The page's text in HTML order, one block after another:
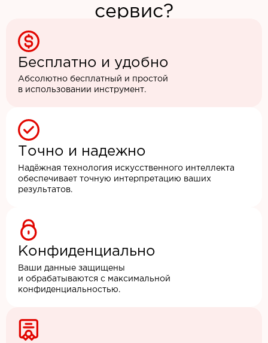
сервис?
Бесплатно и удобно
Абсолютно бесплатный и простой
в использовании инструмент.
Точно и надежно
Надёжная технология искусственного интеллекта
обеспечивает точную интерпретацию ваших
результатов.
Конфиденциально
Ваши данные защищены
и обрабатываются с максимальной
конфиденциальностью.